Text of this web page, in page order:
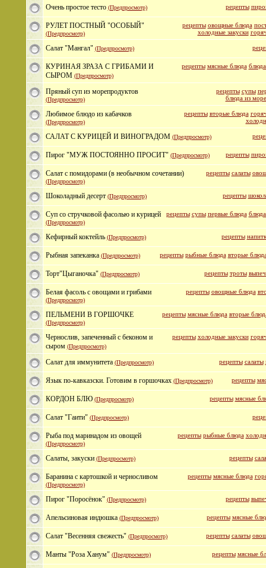
рецепты
Очень простое тесто (Предпросмотр)
рецепты овощные блюда
холодные закуски
РУЛЕТ ПОСТНЫЙ "ОСОБЫЙ"
(Предпросмотр)
Салат "Мангал" (Предпросмотр)
рецепты мясные блюда
КУРИНАЯ ЗРАЗА С ГРИБАМИ И
СЫРОМ (Предпросмотр)
рецепты супы
блюда из
Пряный суп из морепродуктов
(Предпросмотр)
рецепты вторые блюда
Любимое блюдо из кабачков
(Предпросмотр)
САЛАТ С КУРИЦЕЙ И ВИНОГРАДОМ (Предпросмотр)
рецепты
Пирог "МУЖ ПОСТОЯННО ПРОСИТ" (Предпросмотр)
рецепты салаты
Салат с помидорами (в необычном сочетании)
(Предпросмотр)
рецепты
Шоколадный десерт (Предпросмотр)
рецепты супы первые блюда
Суп со стручковой фасолью и курицей
(Предпросмотр)
рецепты
Кефирный коктейль (Предпросмотр)
рецепты рыбные блюда вторые
Рыбная запеканка (Предпросмотр)
рецепты троты
Торт"Цыганочка" (Предпросмотр)
рецепты овощные блюда
Белая фасоль с овощами и грибами
(Предпросмотр)
рецепты мясные блюда вторые
ПЕЛЬМЕНИ В ГОРШОЧКЕ
(Предпросмотр)
рецепты холодные закуски
Чернослив, запеченный с беконом и
сыром (Предпросмотр)
рецепты салаты
Салат для иммунитета (Предпросмотр)
рецепты
Язык по-кавказски. Готовим в горшочках (Предпросмотр)
рецепты мясные
КОРДОН БЛЮ (Предпросмотр)
Салат "Гаити" (Предпросмотр)
рецепты рыбные блюда
Рыба под маринадом из овощей
(Предпросмотр)
рецепты
Салаты, закуски (Предпросмотр)
рецепты мясные блюда
Баранина с картошкой и черносливом
(Предпросмотр)
рецепты
Пирог "Поросёнок" (Предпросмотр)
рецепты мясные
Апельсиновая индюшка (Предпросмотр)
рецепты салаты
Салат "Весенняя свежесть" (Предпросмотр)
рецепты мясные
Манты "Роза Ханум" (Предпросмотр)